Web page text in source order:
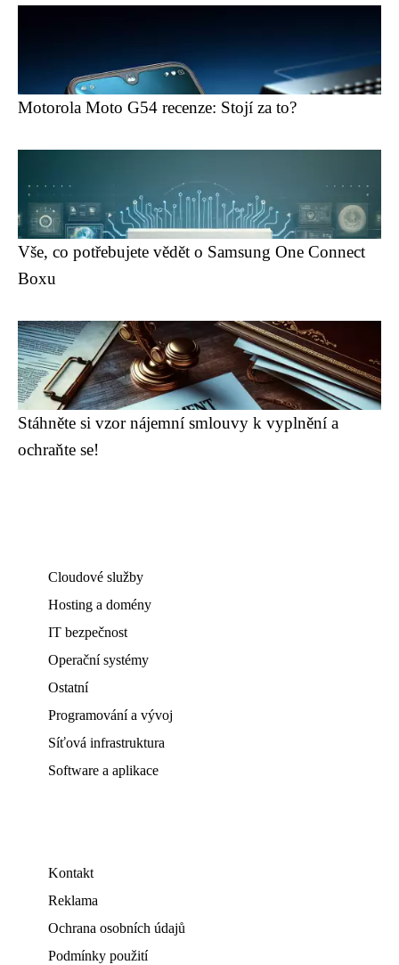
Motorola Moto G54 recenze: Stojí za to?
Vše, co potřebujete vědět o Samsung One Connect
Boxu
Stáhněte si vzor nájemní smlouvy k vyplnění a
ochraňte se!
Cloudové služby
Hosting a domény
IT bezpečnost
Operační systémy
Ostatní
Programování a vývoj
Síťová infrastruktura
Software a aplikace
Kontakt
Reklama
Ochrana osobních údajů
Podmínky použití